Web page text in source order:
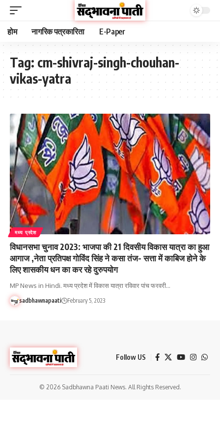
होम नागरिक पत्रकारिता E-Paper
Tag: cm-shivraj-singh-chouhan-
vikas-yatra
मध्य प्रदेश
विधानसभा चुनाव 2023: भाजपा की 21 दिवसीय विकास यात्रा का हुआ
आगाज ,नेता प्रतिपक्ष गोविंद सिंह ने कसा तंज- सत्ता में काबिज होने के
लिए शासकीय धन का कर रहे दुरुपयोग
MP News in Hindi. मध्य प्रदेश में विकास यात्रा रविवार पांच फरवरी…
sadbhawnapaati February 5, 2023
Follow US
© 2026 Sadbhawna Paati News. All Rights Reserved.